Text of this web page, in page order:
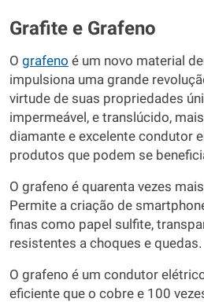
Grafite e Grafeno
O grafeno é um novo material
impulsiona uma grande
virtude de suas propriedades
impermeável, e translúcido,
diamante e excelente condutor
produtos que podem se
O grafeno é quarenta vezes
Permite a criação de
finas como papel sulfite,
resistentes a choques e quedas.
O grafeno é um condutor
eficiente que o cobre e 100